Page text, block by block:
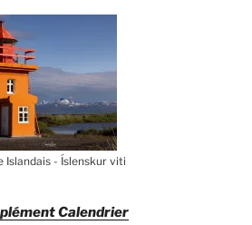
Islandais - Íslenskur viti
Calendrier